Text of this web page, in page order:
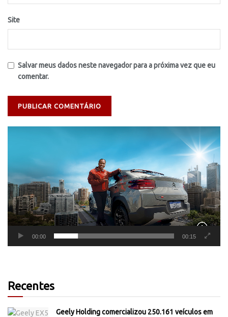
Site
Salvar meus dados neste navegador para a próxima vez que eu
comentar.
00:00 00:15
Recentes
Geely Holding comercializou 250.161 veículos em